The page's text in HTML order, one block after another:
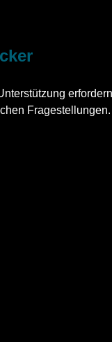
Fragestellungen.